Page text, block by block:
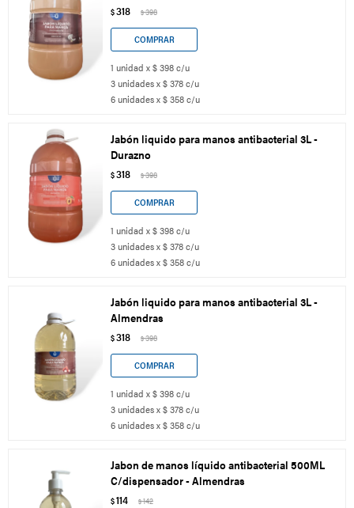
$318 $398
1 unidad x $ 398 c/u
3 unidades x $ 378 c/u
6 unidades x $ 358 c/u
Jabón liquido para manos antibacterial 3L -
Durazno
$318 $398
1 unidad x $ 398 c/u
3 unidades x $ 378 c/u
6 unidades x $ 358 c/u
Jabón liquido para manos antibacterial 3L -
Almendras
$318 $398
1 unidad x $ 398 c/u
3 unidades x $ 378 c/u
6 unidades x $ 358 c/u
Jabon de manos líquido antibacterial 500ML
C/dispensador - Almendras
$114 $142